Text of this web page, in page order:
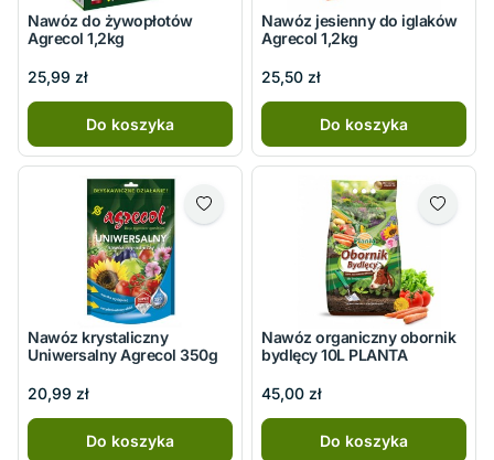
Nawóz do żywopłotów
Agrecol 1,2kg
25,99 zł
Do koszyka
Nawóz jesienny do iglaków
Agrecol 1,2kg
25,50 zł
Do koszyka
Nawóz krystaliczny
Uniwersalny Agrecol 350g
20,99 zł
Do koszyka
Nawóz organiczny obornik
bydlęcy 10L PLANTA
45,00 zł
Do koszyka